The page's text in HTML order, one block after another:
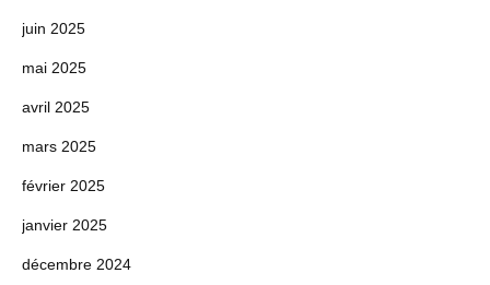
juin 2025
mai 2025
avril 2025
mars 2025
février 2025
janvier 2025
décembre 2024